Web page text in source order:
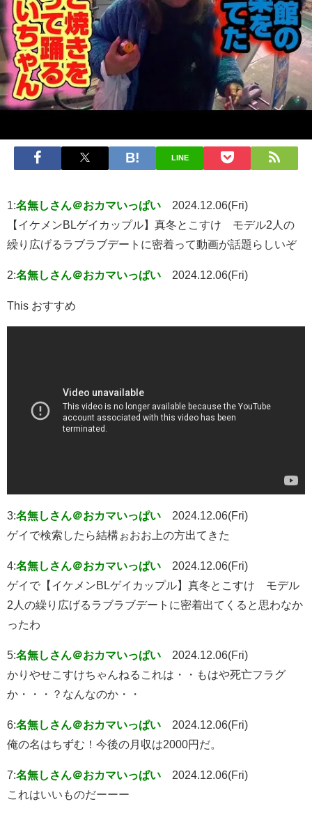
LINE
1:名無しさん＠おカマいっぱい
2024.12.06(Fri)
【イケメンBLゲイカップル】真冬とこすけ モデル2人の
繰り広げるラブラブデートに密着って動画が話題らしいぞ
2:名無しさん＠おカマいっぱい 2024.12.06(Fri)
This おすすめ
3:名無しさん＠おカマいっぱい
2024.12.06(Fri)
ゲイで検索したら結構ぉおお上の方出てきた
4:名無しさん＠おカマいっぱい
2024.12.06(Fri)
ゲイで【イケメンBLゲイカップル】真冬とこすけ モデル
2人の繰り広げるラブラブデートに密着出てくると思わなか
ったわ
5:名無しさん＠おカマいっぱい
2024.12.06(Fri)
かりやせこすけちゃんねるこれは・・もはや死亡フラグ
か・・・？なんなのか・・
6:名無しさん＠おカマいっぱい
2024.12.06(Fri)
俺の名はちずむ！今後の月収は2000円だ。
7:名無しさん＠おカマいっぱい
2024.12.06(Fri)
これはいいものだーーー